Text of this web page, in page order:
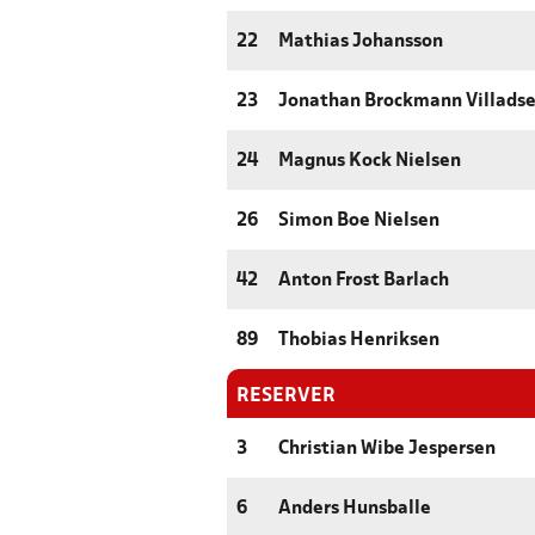
22 Mathias Johansson
23 Jonathan Brockmann
24 Magnus Kock Nielsen
26 Simon Boe Nielsen
42 Anton Frost Barlach
89 Thobias Henriksen
RESERVER
3 Christian Wibe Jespersen
6 Anders Hunsballe